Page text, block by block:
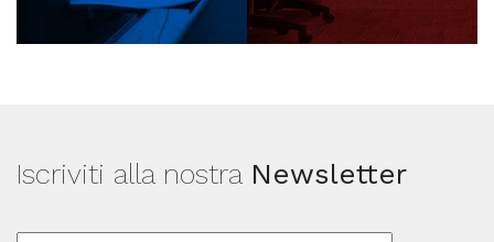
Iscriviti alla nostra Newsletter